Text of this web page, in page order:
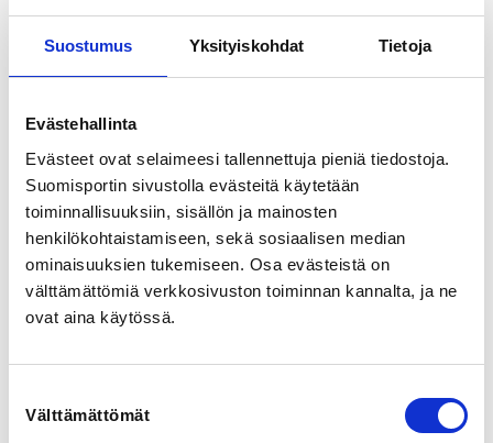
Suostumus Yksityiskohdat Tietoja
Evästehallinta
Evästeet ovat selaimeesi tallennettuja pieniä tiedostoja.
Suomisportin sivustolla evästeitä käytetään
toiminnallisuuksiin, sisällön ja mainosten
henkilökohtaistamiseen, sekä sosiaalisen median
ominaisuuksien tukemiseen. Osa evästeistä on
välttämättömiä verkkosivuston toiminnan kannalta, ja ne
ovat aina käytössä.
valinta
Välttämättömät
Oulu
SPORTS
REGISTRATION PERIOD
Mo 8.6.2026 at 09:00 - Mo 14.9.2026 at 23:59
PRICE
Koulutusmaksu 90,00 € -
Ilmoittautuminen Suomen Cheerleadingliiton
Sairastapauksissa palautamme osallistumismaksun
(vähennettynä toimistokululla 10e) lääkärintodistusta